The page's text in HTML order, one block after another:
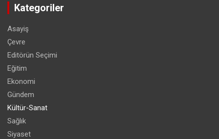
Kategoriler
Asayiş
Çevre
Editörün Seçimi
Eğitim
Ekonomi
Gündem
Kültür-Sanat
Sağlık
Siyaset